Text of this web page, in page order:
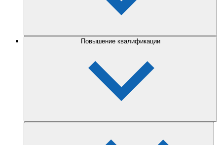
Повышение квалификации